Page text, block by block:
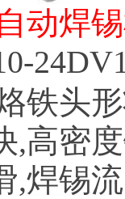
动焊
铁头
,高密
,焊锡